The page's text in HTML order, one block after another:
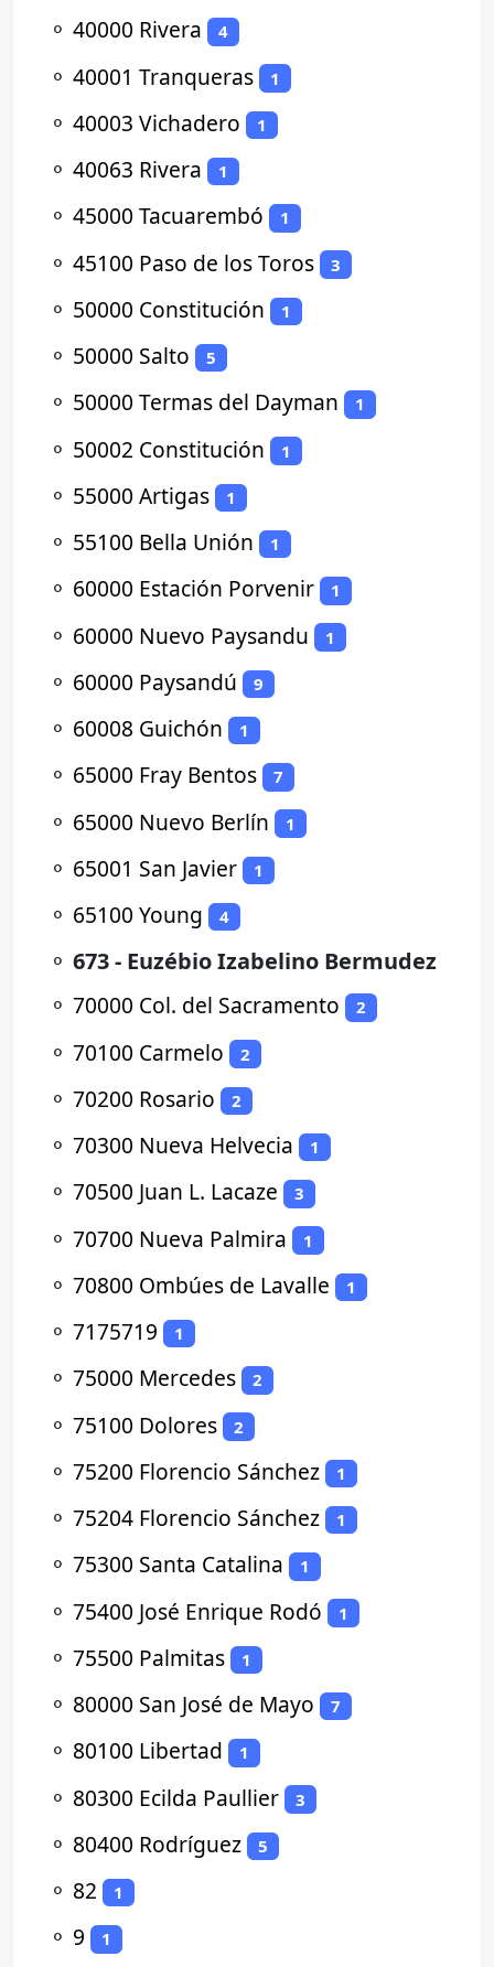
⚬ 40000 Rivera 4
⚬ 40001 Tranqueras 1
⚬ 40003 Vichadero 1
⚬ 40063 Rivera 1
⚬ 45000 Tacuarembó 1
⚬ 45100 Paso de los Toros 3
⚬ 50000 Constitución 1
⚬ 50000 Salto 5
⚬ 50000 Termas del Dayman 1
⚬ 50002 Constitución 1
⚬ 55000 Artigas 1
⚬ 55100 Bella Unión 1
⚬ 60000 Estación Porvenir 1
⚬ 60000 Nuevo Paysandu 1
⚬ 60000 Paysandú 9
⚬ 60008 Guichón 1
⚬ 65000 Fray Bentos 7
⚬ 65000 Nuevo Berlín 1
⚬ 65001 San Javier 1
⚬ 65100 Young 4
⚬ 673 - Euzébio Izabelino Bermudez
⚬ 70000 Col. del Sacramento 2
⚬ 70100 Carmelo 2
⚬ 70200 Rosario 2
⚬ 70300 Nueva Helvecia 1
⚬ 70500 Juan L. Lacaze 3
⚬ 70700 Nueva Palmira 1
⚬ 70800 Ombúes de Lavalle 1
⚬ 7175719 1
⚬ 75000 Mercedes 2
⚬ 75100 Dolores 2
⚬ 75200 Florencio Sánchez 1
⚬ 75204 Florencio Sánchez 1
⚬ 75300 Santa Catalina 1
⚬ 75400 José Enrique Rodó 1
⚬ 75500 Palmitas 1
⚬ 80000 San José de Mayo 7
⚬ 80100 Libertad 1
⚬ 80300 Ecilda Paullier 3
⚬ 80400 Rodríguez 5
⚬ 82 1
⚬ 9 1